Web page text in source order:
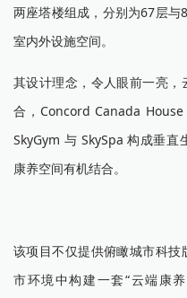
两座塔楼组成，分别为67层
室内外设施空间。
其设计理念，令人眼前一亮
合，Concord Canada House
SkyGym 与 SkySpa 构成垂
康养空间有机结合。
该项目不仅提供俯瞰城市科
市环境中构建一套“云端康